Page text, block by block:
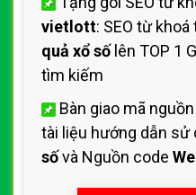
vietlott: SEO từ
quả xổ sốlên TOP 1
tìm kiếm
Bàn giao mã nguồn
tài liệu hướng dẫn sử
sốvà Nguồn code